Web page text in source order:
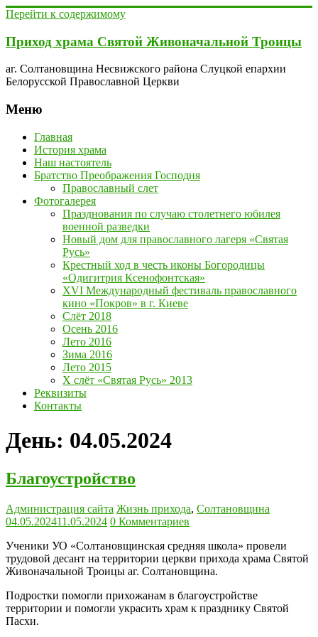
Перейти к содержимому
Приход храма Святой Живоначальной Троицы
аг. Солтановщина Несвижского района Слуцкой епархии
Белорусской Православной Церкви
Меню
Главная
История храма
Наш настоятель
Братство Преображения Господня
Православный слет
Фотогалерея
Празднования по случаю столетнего юбилея
военной разведки
Новый дом для православного лагеря «Святая
Русь»
Крестный ход в честь иконы Богородицы
«Одигитрия Ксенофонтская»
XVI Международный фестиваль православного
кино «Покров» в г. Киеве
Слёт 2018
Осень 2016
Лето 2016
Зима 2016
Лето 2015
Х слёт «Святая Русь» 2013
Реквизиты
Контакты
День: 04.05.2024
Благоустройство
Администрация сайта Жизнь прихода, Солтановщина
04.05.202411.05.2024 0 Комментариев
Ученики УО «Солтановщинская средняя школа» провели
трудовой десант на территории церкви прихода храма Святой
Живоначальной Троицы аг. Солтановщина.
Подростки помогли прихожанам в благоустройстве
территории и помогли украсить храм к празднику Святой
Пасхи.